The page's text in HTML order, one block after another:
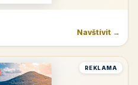
Navštívit →
REKLAMA